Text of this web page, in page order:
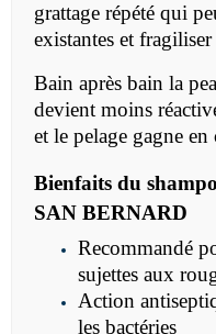
grattage répété qui
existantes et
Bain après bain la
devient moins
et le pelage gagne
Bienfaits du
SAN BERNARD
Recommandé
sujettes aux
Action
les bactéries